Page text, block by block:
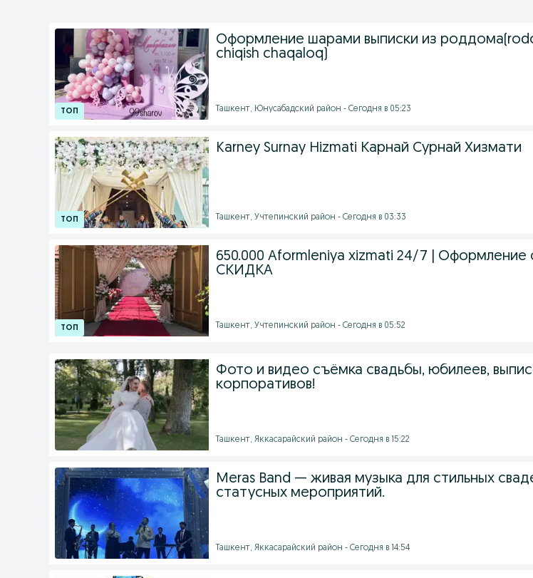
Оформление шарами выписки из
chiqish chaqaloq)
Ташкент, Юнусабадский район - Сегодня в 05:23
Karney Surnay Hizmati Карнай Сурнай Хизмати
Ташкент, Учтепинский район - Сегодня в 03:33
650.000 Aformleniya xizmati 24/7 | Оформление
СКИДКА
Ташкент, Учтепинский район - Сегодня в 05:52
Фото и видео съёмка свадьбы, юбилеев,
корпоративов!
Ташкент, Яккасарайский район - Сегодня в 15:22
Meras Band — живая музыка для стильных
статусных мероприятий.
Ташкент, Яккасарайский район - Сегодня в 14:54